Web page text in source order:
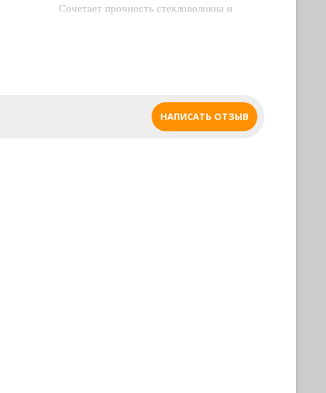
Сочетает прочность стекловолокна и
характеристики. Основными
преимуществами таких киев являются
НАПИСАТЬ ОТЗЫВ